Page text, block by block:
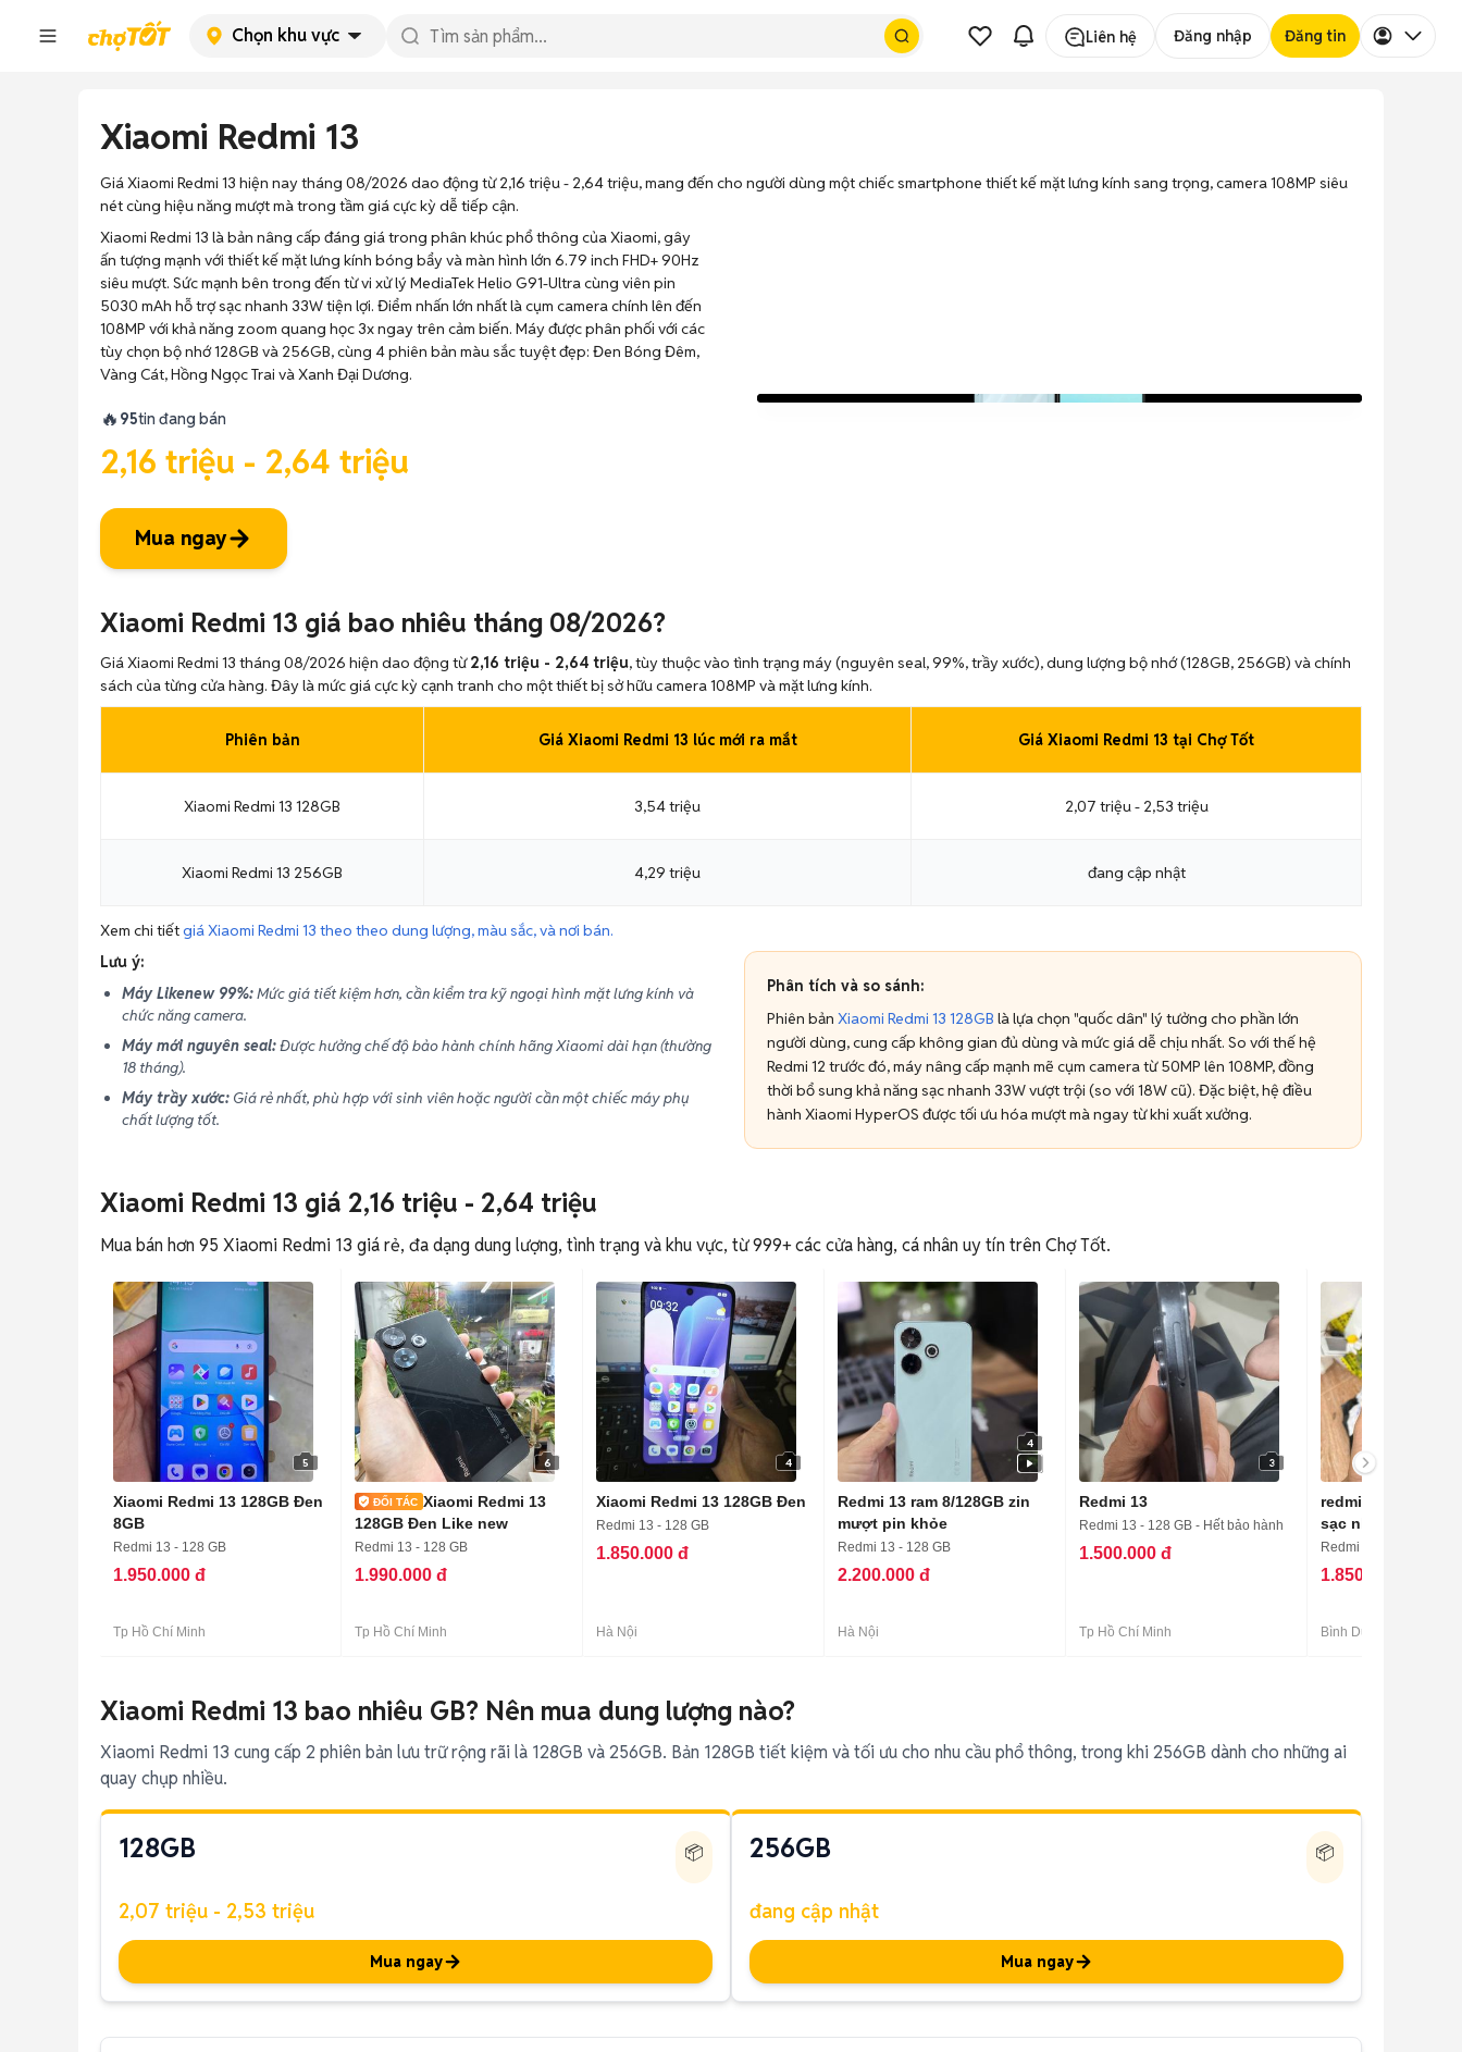
Chọn khu vực Liên hệ Đăng nhập Đăng tin
Xiaomi Redmi 13
Giá Xiaomi Redmi 13 hiện nay tháng 08/2026 dao động từ 2,16 triệu - 2,64 triệu, mang đến cho người dùng một chiếc smartphone thiết kế mặt lưng kính sang trọng, camera 108MP siêu
nét cùng hiệu năng mượt mà trong tầm giá cực kỳ dễ tiếp cận.
Xiaomi Redmi 13 là bản nâng cấp đáng giá trong phân khúc phổ thông của Xiaomi, gây
ấn tượng mạnh với thiết kế mặt lưng kính bóng bẩy và màn hình lớn 6.79 inch FHD+ 90Hz
siêu mượt. Sức mạnh bên trong đến từ vi xử lý MediaTek Helio G91-Ultra cùng viên pin
5030 mAh hỗ trợ sạc nhanh 33W tiện lợi. Điểm nhấn lớn nhất là cụm camera chính lên đến
108MP với khả năng zoom quang học 3x ngay trên cảm biến. Máy được phân phối với các
tùy chọn bộ nhớ 128GB và 256GB, cùng 4 phiên bản màu sắc tuyệt đẹp: Đen Bóng Đêm,
Vàng Cát, Hồng Ngọc Trai và Xanh Đại Dương.
🔥 95tin đang bán
2,16 triệu - 2,64 triệu
Mua ngay
Xiaomi Redmi 13 giá bao nhiêu tháng 08/2026?
Giá Xiaomi Redmi 13 tháng 08/2026 hiện dao động từ2,16 triệu - 2,64 triệu, tùy thuộc vào tình trạng máy (nguyên seal, 99%, trầy xước), dung lượng bộ nhớ (128GB, 256GB) và chính
sách của từng cửa hàng. Đây là mức giá cực kỳ cạnh tranh cho một thiết bị sở hữu camera 108MP và mặt lưng kính.
Phiên bản Giá Xiaomi Redmi 13 lúc mới ra mắt Giá Xiaomi Redmi 13 tại Chợ Tốt
Xiaomi Redmi 13 128GB 3,54 triệu 2,07 triệu - 2,53 triệu
Xiaomi Redmi 13 256GB 4,29 triệu đang cập nhật
Xem chi tiếtgiá Xiaomi Redmi 13 theo theo dung lượng, màu sắc, và nơi bán.
Lưu ý:
Máy Likenew 99%:Mức giá tiết kiệm hơn, cần kiểm tra kỹ ngoại hình mặt lưng kính và
chức năng camera.
Máy mới nguyên seal:Được hưởng chế độ bảo hành chính hãng Xiaomi dài hạn (thường
18 tháng).
Máy trầy xước: Giá rẻ nhất, phù hợp với sinh viên hoặc người cần một chiếc máy phụ
chất lượng tốt.
Phân tích và so sánh:
Phiên bản Xiaomi Redmi 13 128GB là lựa chọn "quốc dân" lý tưởng cho phần lớn
người dùng, cung cấp không gian đủ dùng và mức giá dễ chịu nhất. So với thế hệ
Redmi 12 trước đó, máy nâng cấp mạnh mẽ cụm camera từ 50MP lên 108MP, đồng
thời bổ sung khả năng sạc nhanh 33W vượt trội (so với 18W cũ). Đặc biệt, hệ điều
hành Xiaomi HyperOS được tối ưu hóa mượt mà ngay từ khi xuất xưởng.
Xiaomi Redmi 13 giá 2,16 triệu - 2,64 triệu
Mua bán hơn 95 Xiaomi Redmi 13 giá rẻ, đa dạng dung lượng, tình trạng và khu vực, từ 999+ các cửa hàng, cá nhân uy tín trên Chợ Tốt.
5
Xiaomi Redmi 13 128GB Đen
8GB
Redmi 13 - 128 GB
1.950.000 đ
Tp Hồ Chí Minh
6
Xiaomi Redmi 13
128GB Đen Like new
Redmi 13 - 128 GB
1.990.000 đ
Tp Hồ Chí Minh
4
Xiaomi Redmi 13 128GB Đen
Redmi 13 - 128 GB
1.850.000 đ
Hà Nội
4
Redmi 13 ram 8/128GB zin
mượt pin khỏe
Redmi 13 - 128 GB
2.200.000 đ
Hà Nội
3
Redmi 13
Redmi 13 - 128 GB - Hết bảo hành
1.500.000 đ
Tp Hồ Chí Minh
redmi 13, r6/128,
sạc nhanh,pin5000
Redmi 13 - 128 GB -
1.850.000 đ
Bình Dương
Xiaomi Redmi 13 bao nhiêu GB? Nên mua dung lượng nào?
Xiaomi Redmi 13 cung cấp 2 phiên bản lưu trữ rộng rãi là 128GB và 256GB. Bản 128GB tiết kiệm và tối ưu cho nhu cầu phổ thông, trong khi 256GB dành cho những ai
quay chụp nhiều.
128GB 📦
2,07 triệu - 2,53 triệu
Mua ngay
256GB 📦
đang cập nhật
Mua ngay